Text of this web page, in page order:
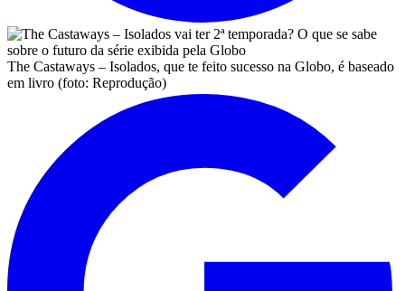
The Castaways – Isolados, que te feito sucesso na Globo, é baseado
em livro (foto: Reprodução)